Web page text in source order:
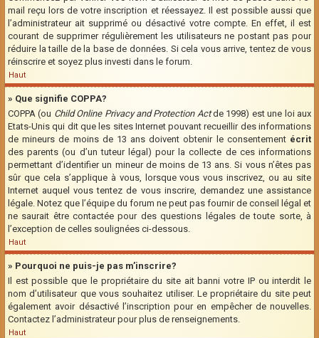
mail reçu lors de votre inscription et réessayez. Il est possible aussi que
l’administrateur ait supprimé ou désactivé votre compte. En effet, il est
courant de supprimer régulièrement les utilisateurs ne postant pas pour
réduire la taille de la base de données. Si cela vous arrive, tentez de vous
réinscrire et soyez plus investi dans le forum.
Haut
» Que signifie COPPA?
COPPA (ou Child Online Privacy and Protection Actde 1998) est une loi aux
Etats-Unis qui dit que les sites Internet pouvant recueillir des informations
de mineurs de moins de 13 ans doivent obtenir le consentement écrit
des parents (ou d’un tuteur légal) pour la collecte de ces informations
permettant d’identifier un mineur de moins de 13 ans. Si vous n’êtes pas
sûr que cela s’applique à vous, lorsque vous vous inscrivez, ou au site
Internet auquel vous tentez de vous inscrire, demandez une assistance
légale. Notez que l’équipe du forum ne peut pas fournir de conseil légal et
ne saurait être contactée pour des questions légales de toute sorte, à
l’exception de celles soulignées ci-dessous.
Haut
» Pourquoi ne puis-je pas m’inscrire?
Il est possible que le propriétaire du site ait banni votre IP ou interdit le
nom d’utilisateur que vous souhaitez utiliser. Le propriétaire du site peut
également avoir désactivé l’inscription pour en empêcher de nouvelles.
Contactez l’administrateur pour plus de renseignements.
Haut